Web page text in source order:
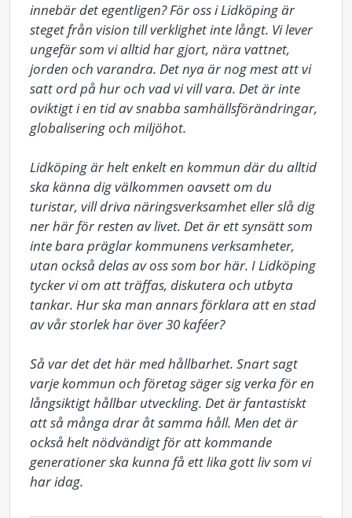
innebär det egentligen? För oss i Lidköping är
steget från vision till verklighet inte långt. Vi lever
ungefär som vi alltid har gjort, nära vattnet,
jorden och varandra. Det nya är nog mest att vi
satt ord på hur och vad vi vill vara. Det är inte
oviktigt i en tid av snabba samhällsförändringar,
globalisering och miljöhot.
Lidköping är helt enkelt en kommun där du alltid
ska känna dig välkommen oavsett om du
turistar, vill driva näringsverksamhet eller slå dig
ner här för resten av livet. Det är ett synsätt som
inte bara präglar kommunens verksamheter,
utan också delas av oss som bor här. I Lidköping
tycker vi om att träffas, diskutera och utbyta
tankar. Hur ska man annars förklara att en stad
av vår storlek har över 30 kaféer?
Så var det det här med hållbarhet. Snart sagt
varje kommun och företag säger sig verka för en
långsiktigt hållbar utveckling. Det är fantastiskt
att så många drar åt samma håll. Men det är
också helt nödvändigt för att kommande
generationer ska kunna få ett lika gott liv som vi
har idag.